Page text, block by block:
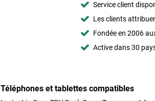
Service client
Les clients
Fondée en 2006
Active dans 30
Téléphones et tablettes compatibles